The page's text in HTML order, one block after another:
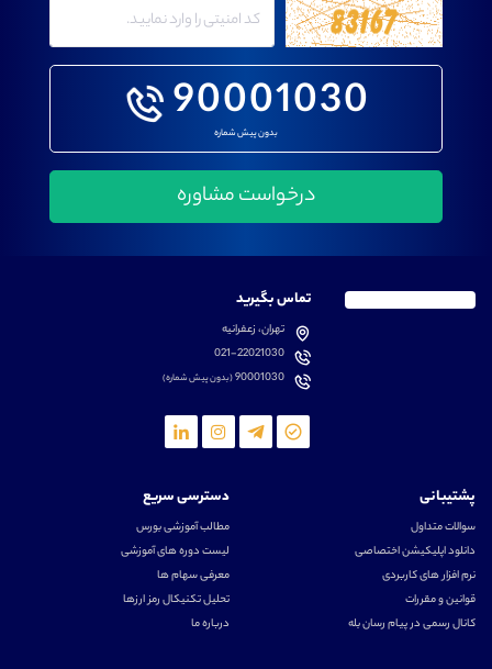
90001030
بدون پیش شماره
تماس بگیرید
تهران، زعفرانیه
021-22021030
90001030(بدون پیش شماره)
پشتیبانی
سوالات متداول
دانلود اپلیکیشن اختصاصی
نرم افزار های کاربردی
قوانین و مقررات
کانال رسمی در پیام رسان بله
دسترسی سریع
مطالب آموزشی بورس
لیست دوره های آموزشی
معرفی سهام ها
تحلیل تکنیکال رمز ارزها
درباره ما